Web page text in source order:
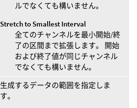
ルでなくても構いません。
Stretch to Smallest Interval
全てのチャンネルを最小開始/終
了の区間まで拡張します。 開始
および終了値が同じチャンネル
でなくても構いません。
生成するデータの範囲を指定しま
す。